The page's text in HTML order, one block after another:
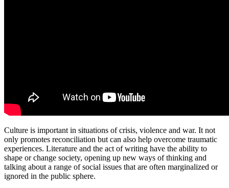
Culture is important in situations of crisis, violence and war. It not
only promotes reconciliation but can also help overcome traumatic
experiences. Literature and the act of writing have the ability to
shape or change society, opening up new ways of thinking and
talking about a range of social issues that are often marginalized or
ignored in the public sphere.